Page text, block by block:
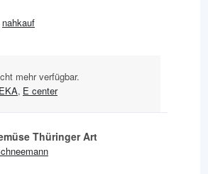
nahkauf
mehr verfügbar.
, E center
Thüringer Art